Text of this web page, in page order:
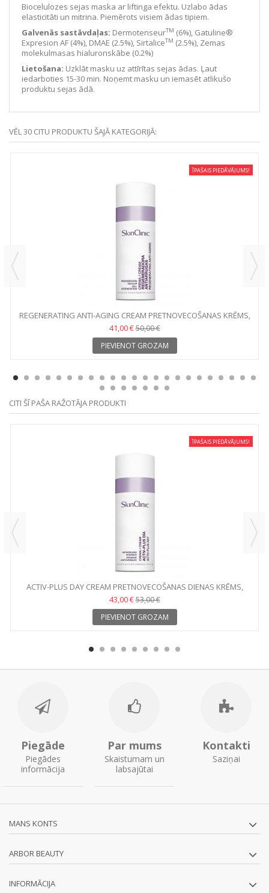
Biocelulozes sejas maska ar liftinga efektu. Uzlabo ādas
elasticitāti un mitrina. Piemērots visiem ādas tipiem.
Galvenās sastāvdaļas: DermotenseurTM (6%), Gatuline®
Expresion AF (4%), DMAE (2.5%), SirtaliceTM (2.5%), Zemas
molekulmasas hialuronskābe (0.2%)
Lietošana: Uzklāt masku uz attīrītas sejas ādas. Ļaut
iedarboties 15-30 min. Noņemt masku un iemasēt atlikušo
produktu sejas ādā.
VĒL 30 CITU PRODUKTU ŠAJĀ KATEGORIJĀ:
ĪPAŠAIS PIEDĀVĀJUMS!
REGENERATING ANTI-AGING CREAM PRETNOVECOŠANAS KRĒMS,
50 ML
41,00 €50,00 €
PIEVIENOT GROZAM
CITI ŠĪ PAŠA RAŽOTĀJA PRODUKTI
ĪPAŠAIS PIEDĀVĀJUMS!
ACTIV-PLUS DAY CREAM PRETNOVECOŠANAS DIENAS KRĒMS,
50ML
43,00 €53,00 €
PIEVIENOT GROZAM
Piegāde
Piegādes
informācija
Par mums
Skaistumam un
labsajūtai
Kontakti
Saziņai
MANS KONTS
ARBOR BEAUTY
INFORMĀCIJA